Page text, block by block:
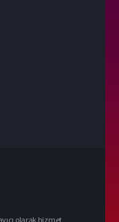
olarak hizmet